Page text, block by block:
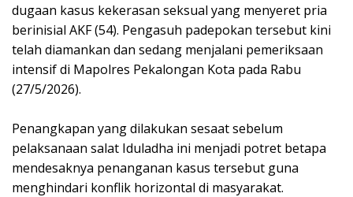
dugaan kasus kekerasan seksual yang menyeret pria
berinisial AKF (54). Pengasuh padepokan tersebut kini
telah diamankan dan sedang menjalani pemeriksaan
intensif di Mapolres Pekalongan Kota pada Rabu
(27/5/2026).
Penangkapan yang dilakukan sesaat sebelum
pelaksanaan salat Iduladha ini menjadi potret betapa
mendesaknya penanganan kasus tersebut guna
menghindari konflik horizontal di masyarakat.